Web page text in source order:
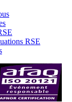
RSE